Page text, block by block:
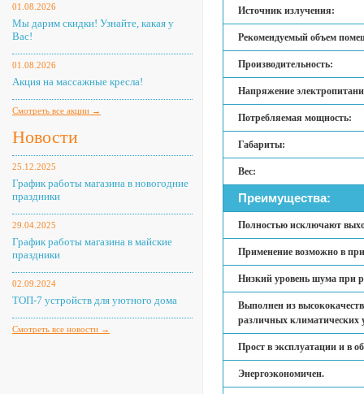
01.08.2026
Мы дарим скидки! Узнайте, какая у
Вас!
01.08.2026
Акция на массажные кресла!
Смотреть все акции →
Новости
25.12.2025
График работы магазина в новогодние
праздники
29.04.2025
График работы магазина в майские
праздники
02.09.2024
ТОП-7 устройств для уютного дома
Смотреть все новости →
Источник излучения:
Рекомендуемый объем
Производительность:
Напряжение
Потребляемая мощность:
Габариты:
Вес:
Преимущества:
Полностью исключают
Применение возможно в
Низкий уровень шума при
Выполнен из
различных климатических
Прост в эксплуатации и в
Энергоэкономичен.